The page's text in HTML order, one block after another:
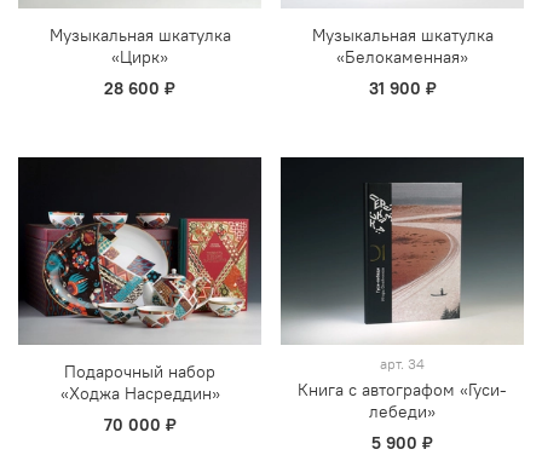
Музыкальная шкатулка
«Цирк»
28 600 ₽
Музыкальная шкатулка
«Белокаменная»
31 900 ₽
Подарочный набор
«Ходжа Насреддин»
70 000 ₽
арт. 34
Книга с автографом «Гуси-
лебеди»
5 900 ₽